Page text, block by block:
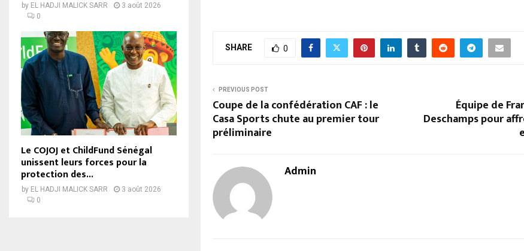
SHARE 0
PREVIOUS POST
Coupe de la confédération CAF : le
Casa Sports chute au premier tour
préliminaire
Équipe de
Deschamps pour
Admin
by EL HADJI MALICK SARR
3 août 2026
0
Le COJOJ et ChildFund Sénégal
unissent leurs forces pour la
protection des...
by EL HADJI MALICK SARR
3 août 2026
0